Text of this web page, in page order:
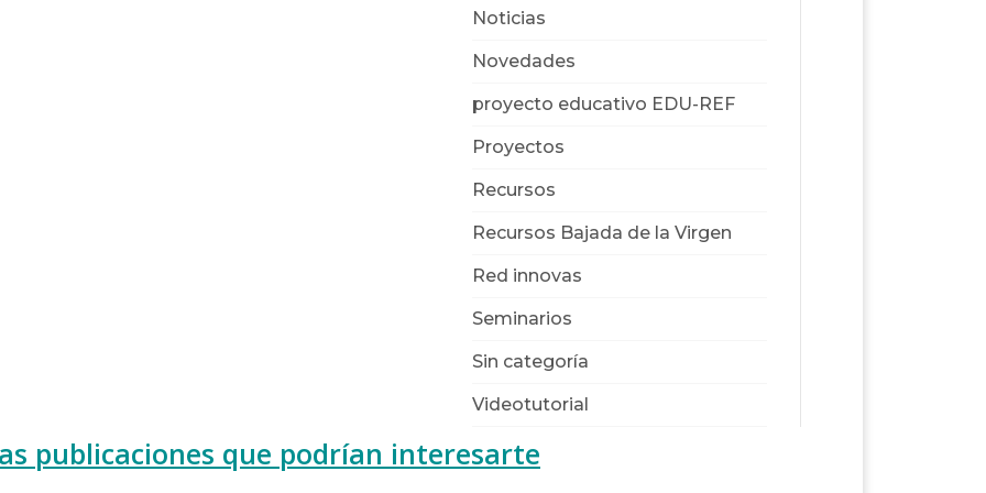
Noticias
Novedades
proyecto educativo EDU-REF
Proyectos
Recursos
Recursos Bajada de la Virgen
Red innovas
Seminarios
Sin categoría
Videotutorial
publicaciones que podrían interesarte